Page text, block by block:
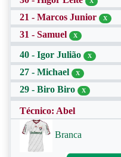
21 - Marcos Junior X
31 - Samuel X
40 - Igor Julião X
27 - Michael X
29 - Biro Biro X
Técnico: Abel
Branca